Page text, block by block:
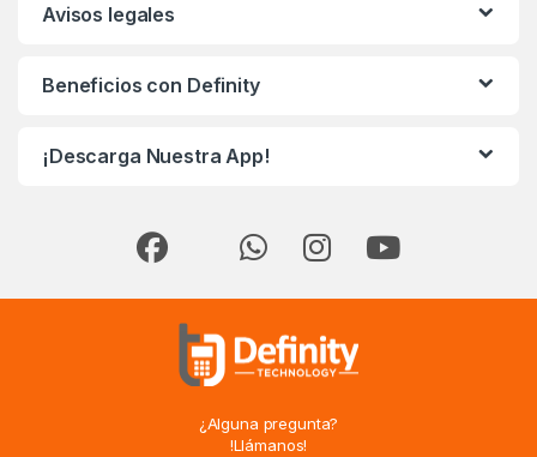
Avisos legales
Beneficios con Definity
¡Descarga Nuestra App!
¿Alguna pregunta?
!Llámanos!